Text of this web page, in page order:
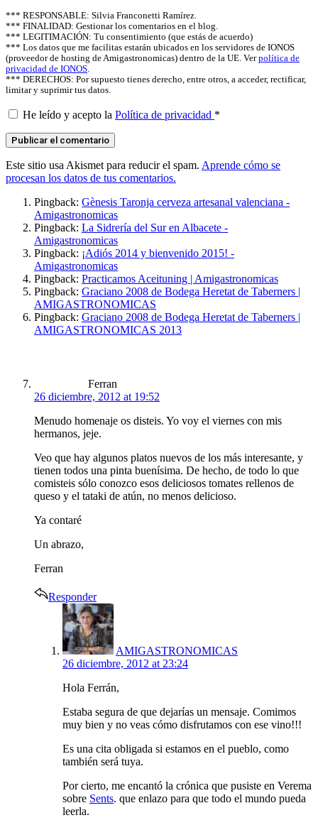
*** RESPONSABLE: Silvia Franconetti Ramírez.
*** FINALIDAD: Gestionar los comentarios en el blog.
*** LEGITIMACIÓN: Tu consentimiento (que estás de acuerdo)
*** Los datos que me facilitas estarán ubicados en los servidores de IONOS
(proveedor de hosting de Amigastronomicas) dentro de la UE. Verpolítica de
privacidad de IONOS.
*** DERECHOS: Por supuesto tienes derecho, entre otros, a acceder, rectificar,
limitar y suprimir tus datos.
He leído y acepto la Política de privacidad *
Este sitio usa Akismet para reducir el spam. Aprende cómo se
procesan los datos de tus comentarios.
Pingback: Gènesis Taronja cerveza artesanal valenciana -
Amigastronomicas
Pingback: La Sidrería del Sur en Albacete -
Amigastronomicas
Pingback: ¡Adiós 2014 y bienvenido 2015! -
Amigastronomicas
Pingback: Practicamos Aceituning | Amigastronomicas
Pingback: Graciano 2008 de Bodega Heretat de Taberners |
AMIGASTRONOMICAS
Pingback: Graciano 2008 de Bodega Heretat de Taberners |
AMIGASTRONOMICAS 2013
Ferran
26 diciembre, 2012 at 19:52
Menudo homenaje os disteis. Yo voy el viernes con mis
hermanos, jeje.
Veo que hay algunos platos nuevos de los más interesante, y
tienen todos una pinta buenísima. De hecho, de todo lo que
comisteis sólo conozco esos deliciosos tomates rellenos de
queso y el tataki de atún, no menos delicioso.
Ya contaré
Un abrazo,
Ferran
Responder
says:
AMIGASTRONOMICAS
26 diciembre, 2012 at 23:24
Hola Ferrán,
Estaba segura de que dejarías un mensaje. Comimos
muy bien y no veas cómo disfrutamos con ese vino!!!
Es una cita obligada si estamos en el pueblo, como
también será tuya.
Por cierto, me encantó la crónica que pusiste en Verema
sobre Sents. que enlazo para que todo el mundo pueda
leerla.